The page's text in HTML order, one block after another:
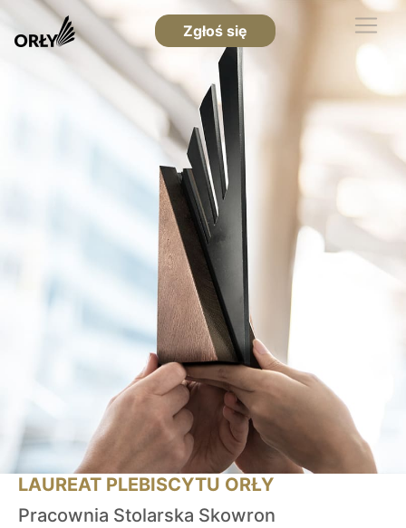
Zgłoś się
LAUREAT PLEBISCYTU ORŁY
Pracownia Stolarska Skowron